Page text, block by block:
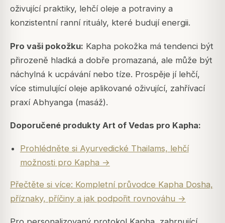
oživující praktiky, lehčí oleje a potraviny a
konzistentní ranní rituály, které budují energii.
Pro vaši pokožku: Kapha pokožka má tendenci být
přirozeně hladká a dobře promazaná, ale může být
náchylná k ucpávání nebo tíze. Prospěje jí lehčí,
více stimulující oleje aplikované oživující, zahřívací
praxí Abhyanga (masáž).
Doporučené produkty Art of Vedas pro Kapha:
Prohlédněte si Ayurvedické Thailams, lehčí
možnosti pro Kapha →
Přečtěte si více: Kompletní průvodce Kapha Dosha,
příznaky, příčiny a jak podpořit rovnováhu →